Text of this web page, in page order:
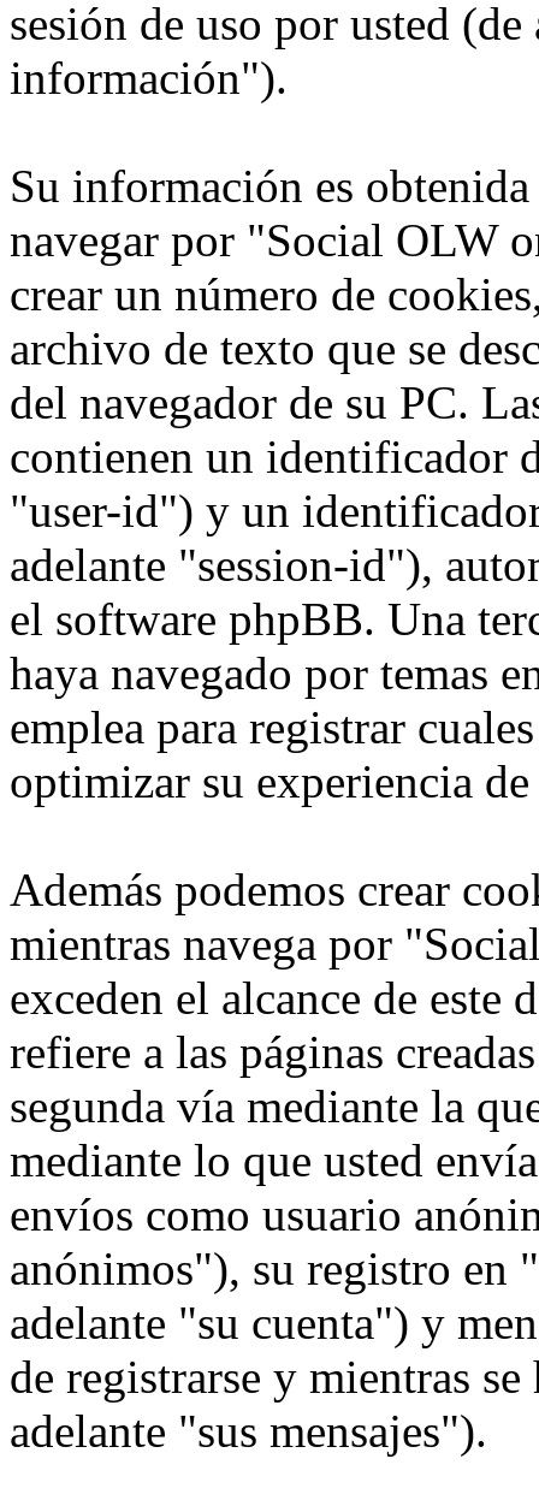
sesión de uso por usted
información").
Su información es
navegar por "Social OLW
crear un número de
archivo de texto que se
del navegador de su PC.
contienen un identificador
"user-id") y un
adelante "session-id"),
el software phpBB. Una
haya navegado por temas
emplea para registrar
optimizar su experiencia
Además podemos crear
mientras navega por
exceden el alcance de este
refiere a las páginas
segunda vía mediante la
mediante lo que usted
envíos como usuario
anónimos"), su registro en
adelante "su cuenta") y
de registrarse y mientras
adelante "sus mensajes").